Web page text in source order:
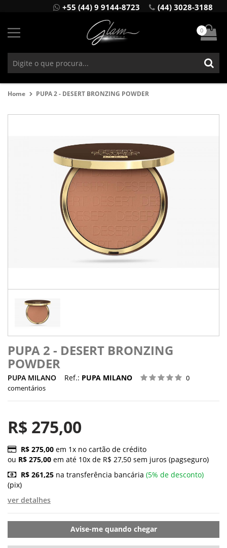
+55 (44) 9 9144-8723 (44) 3028-3188
0
Home PUPA 2 - DESERT BRONZING POWDER
PUPA 2 - DESERT BRONZING
POWDER
PUPA MILANO Ref.: PUPA MILANO
0
comentários
R$ 275,00
R$ 275,00 em 1x no cartão de crédito
ou R$ 275,00 em até 10x de R$ 27,50 sem juros (pagseguro)
R$ 261,25 na transferência bancária (5% de desconto)
(pix)
ver detalhes
Avise-me quando chegar